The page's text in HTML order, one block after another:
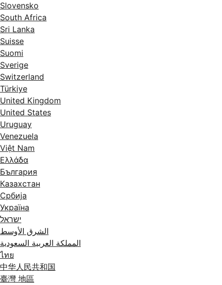
Slovensko
South Africa
Sri Lanka
Suisse
Suomi
Sverige
Switzerland
Türkiye
United Kingdom
United States
Uruguay
Venezuela
Việt Nam
Ελλάδα
България
Казахстан
Србија
Україна
ישראל
الشرق الأوسط
المملكة العربية السعودية
ไทย
中华人民共和国
臺灣 地區